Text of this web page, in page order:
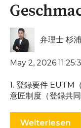
弁理士 杉
May 2, 2026
1. 登録要件 EUTM
意匠制度（登録共同
Weiterlesen